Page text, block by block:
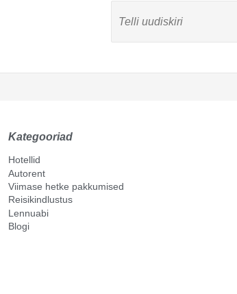
Kategooriad
Hotellid
Autorent
Viimase hetke pakkumised
Reisikindlustus
Lennuabi
Blogi